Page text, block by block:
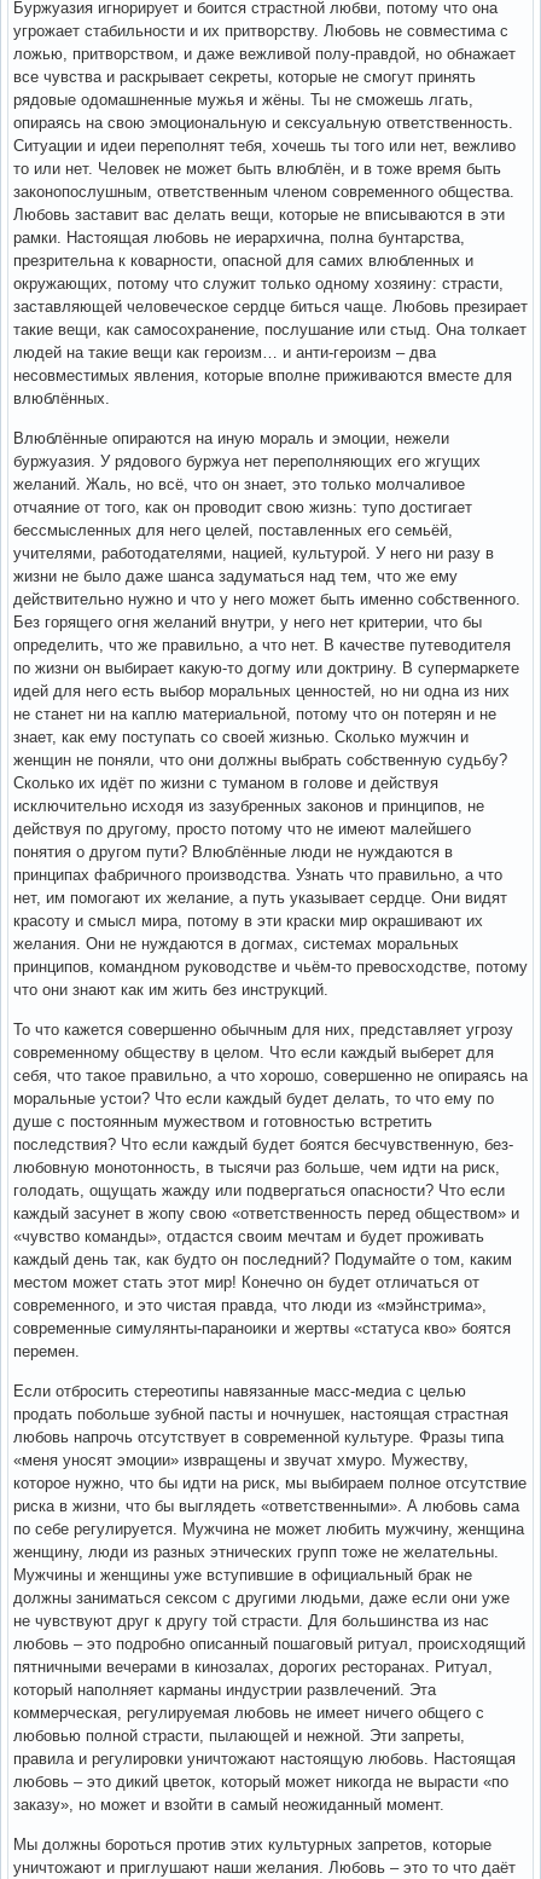
Буржуазия игнорирует и боится страстной любви, потому что она
угрожает стабильности и их притворству. Любовь не совместима с
ложью, притворством, и даже вежливой полу-правдой, но обнажает
все чувства и раскрывает секреты, которые не смогут принять
рядовые одомашненные мужья и жёны. Ты не сможешь лгать,
опираясь на свою эмоциональную и сексуальную ответственность.
Ситуации и идеи переполнят тебя, хочешь ты того или нет, вежливо
то или нет. Человек не может быть влюблён, и в тоже время быть
законопослушным, ответственным членом современного общества.
Любовь заставит вас делать вещи, которые не вписываются в эти
рамки. Настоящая любовь не иерархична, полна бунтарства,
презрительна к коварности, опасной для самих влюбленных и
окружающих, потому что служит только одному хозяину: страсти,
заставляющей человеческое сердце биться чаще. Любовь презирает
такие вещи, как самосохранение, послушание или стыд. Она толкает
людей на такие вещи как героизм… и анти-героизм – два
несовместимых явления, которые вполне приживаются вместе для
влюблённых.
Влюблённые опираются на иную мораль и эмоции, нежели
буржуазия. У рядового буржуа нет переполняющих его жгущих
желаний. Жаль, но всё, что он знает, это только молчаливое
отчаяние от того, как он проводит свою жизнь: тупо достигает
бессмысленных для него целей, поставленных его семьёй,
учителями, работодателями, нацией, культурой. У него ни разу в
жизни не было даже шанса задуматься над тем, что же ему
действительно нужно и что у него может быть именно собственного.
Без горящего огня желаний внутри, у него нет критерии, что бы
определить, что же правильно, а что нет. В качестве путеводителя
по жизни он выбирает какую-то догму или доктрину. В супермаркете
идей для него есть выбор моральных ценностей, но ни одна из них
не станет ни на каплю материальной, потому что он потерян и не
знает, как ему поступать со своей жизнью. Сколько мужчин и
женщин не поняли, что они должны выбрать собственную судьбу?
Сколько их идёт по жизни с туманом в голове и действуя
исключительно исходя из зазубренных законов и принципов, не
действуя по другому, просто потому что не имеют малейшего
понятия о другом пути? Влюблённые люди не нуждаются в
принципах фабричного производства. Узнать что правильно, а что
нет, им помогают их желание, а путь указывает сердце. Они видят
красоту и смысл мира, потому в эти краски мир окрашивают их
желания. Они не нуждаются в догмах, системах моральных
принципов, командном руководстве и чьём-то превосходстве, потому
что они знают как им жить без инструкций.
То что кажется совершенно обычным для них, представляет угрозу
современному обществу в целом. Что если каждый выберет для
себя, что такое правильно, а что хорошо, совершенно не опираясь на
моральные устои? Что если каждый будет делать, то что ему по
душе с постоянным мужеством и готовностью встретить
последствия? Что если каждый будет боятся бесчувственную, без-
любовную монотонность, в тысячи раз больше, чем идти на риск,
голодать, ощущать жажду или подвергаться опасности? Что если
каждый засунет в жопу свою «ответственность перед обществом» и
«чувство команды», отдастся своим мечтам и будет проживать
каждый день так, как будто он последний? Подумайте о том, каким
местом может стать этот мир! Конечно он будет отличаться от
современного, и это чистая правда, что люди из «мэйнстрима»,
современные симулянты-параноики и жертвы «статуса кво» боятся
перемен.
Если отбросить стереотипы навязанные масс-медиа с целью
продать побольше зубной пасты и ночнушек, настоящая страстная
любовь напрочь отсутствует в современной культуре. Фразы типа
«меня уносят эмоции» извращены и звучат хмуро. Мужеству,
которое нужно, что бы идти на риск, мы выбираем полное отсутствие
риска в жизни, что бы выглядеть «ответственными». А любовь сама
по себе регулируется. Мужчина не может любить мужчину, женщина
женщину, люди из разных этнических групп тоже не желательны.
Мужчины и женщины уже вступившие в официальный брак не
должны заниматься сексом с другими людьми, даже если они уже
не чувствуют друг к другу той страсти. Для большинства из нас
любовь – это подробно описанный пошаговый ритуал, происходящий
пятничными вечерами в кинозалах, дорогих ресторанах. Ритуал,
который наполняет карманы индустрии развлечений. Эта
коммерческая, регулируемая любовь не имеет ничего общего с
любовью полной страсти, пылающей и нежной. Эти запреты,
правила и регулировки уничтожают настоящую любовь. Настоящая
любовь – это дикий цветок, который может никогда не вырасти «по
заказу», но может и взойти в самый неожиданный момент.
Мы должны бороться против этих культурных запретов, которые
уничтожают и приглушают наши желания. Любовь – это то что даёт